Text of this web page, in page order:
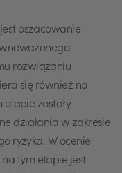
oszacowanie
rozwiązaniu
się również na
etapie zostały
działania w zakresie
ryzyka. W ocenie
tym etapie jest